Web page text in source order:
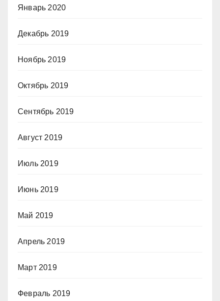
Январь 2020
Декабрь 2019
Ноябрь 2019
Октябрь 2019
Сентябрь 2019
Август 2019
Июль 2019
Июнь 2019
Май 2019
Апрель 2019
Март 2019
Февраль 2019